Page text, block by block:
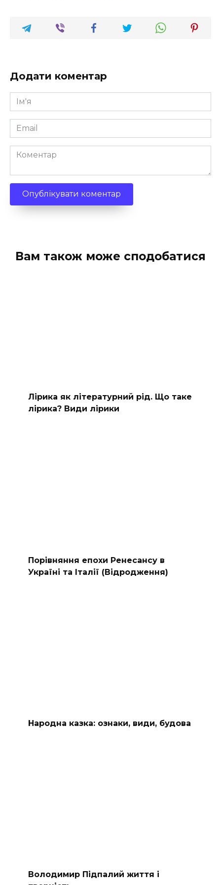
Додати коментар
Ім'я
*
Email
*
Коментар
Вам також може сподобатися
Лірика як літературний рід. Що таке
лірика? Види лірики
Порівняння епохи Ренесансу в
Україні та Італії (Відродження)
Народна казка: ознаки, види, будова
Володимир Підпалий життя і